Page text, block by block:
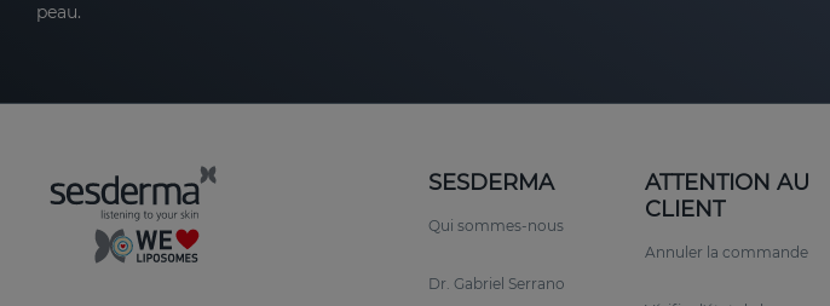
peau.
SESDERMA
Qui sommes-nous
Dr. Gabriel Serrano
ATTENTION AU
CLIENT
Annuler la commande